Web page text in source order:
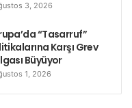
3, 2026
“Tasarruf”
Karşı Grev
Büyüyor
1, 2026